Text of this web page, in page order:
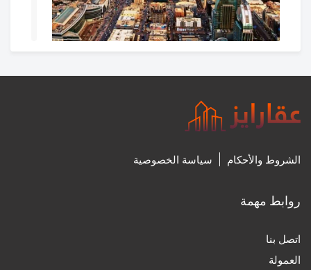
غدا.. بدء التسجيل العقاري لـ 113,541 قطعة عقارية في 11
27‏/7‏/2024، 8:31 م
0
الشروط والأحكام سياسة الخصوصية
روابط مهمة
اتصل بنا
العمولة